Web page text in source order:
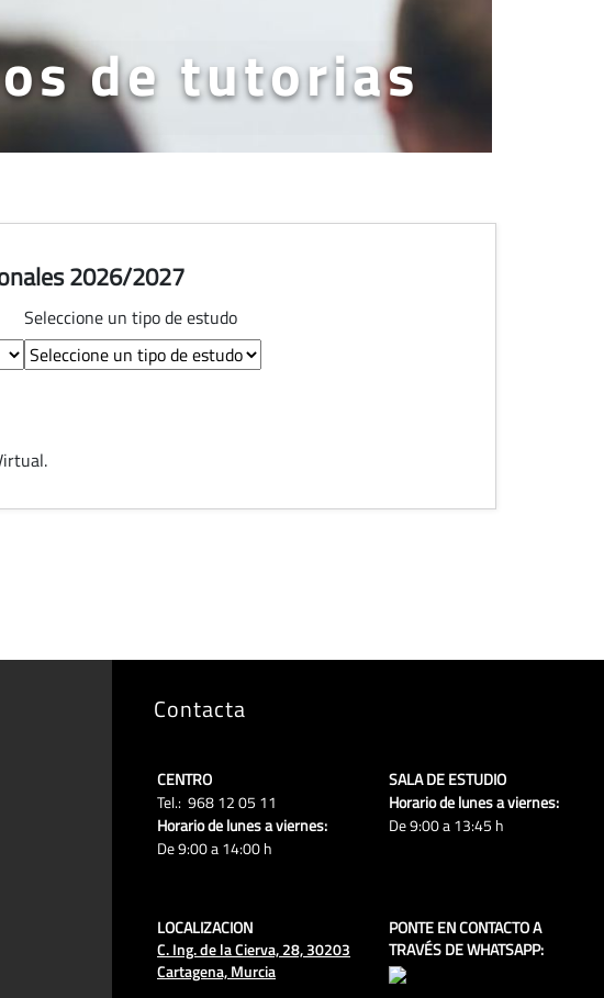
de tutorias
2026/2027
Seleccione un tipo de estudo
Contacta
CENTRO
Tel.: 968 12 05 11
Horario de lunes a viernes:
De 9:00 a 14:00 h
SALA DE ESTUDIO
Horario de lunes a viernes:
De 9:00 a 13:45 h
LOCALIZACION
C. Ing. de la Cierva, 28, 30203
Cartagena, Murcia
PONTE EN CONTACTO A
TRAVÉS DE WHATSAPP: